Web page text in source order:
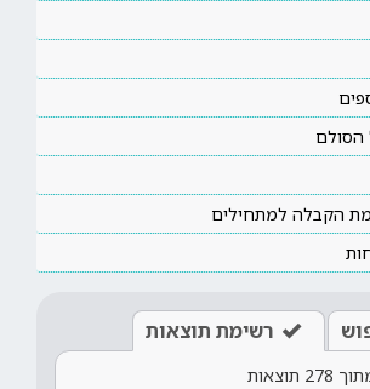
הסולם
הקבלה למתחילים
רשימת תוצאות
278 תוצאות